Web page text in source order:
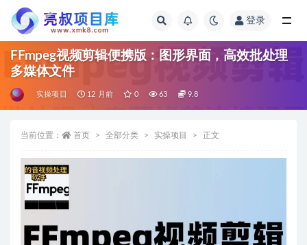
登录
FFmpeg视频剪辑便携版：图形界面，高效批处理
多媒体文件
实操项目 12 月前 0 63 9.8
当前位置： 首页 全部分类 实操项目 正文